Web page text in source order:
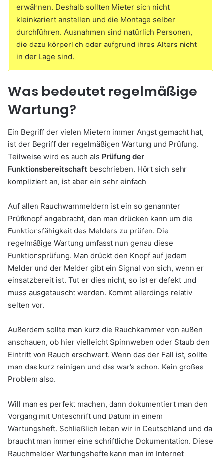
erwähnen. Deshalb sollten Mieter sich nicht
kleinkariert anstellen und die Montage selber
durchführen. Ausnahmen sind natürlich Personen,
die dazu körperlich oder aufgrund ihres Alters nicht
in der Lage sind.
Was bedeutet regelmäßige
Wartung?
Ein Begriff der vielen Mietern immer Angst gemacht hat,
ist der Begriff der regelmäßigen Wartung und Prüfung.
Teilweise wird es auch als Prüfung der
Funktionsbereitschaft beschrieben. Hört sich sehr
kompliziert an, ist aber ein sehr einfach.
Auf allen Rauchwarnmeldern ist ein so genannter
Prüfknopf angebracht, den man drücken kann um die
Funktionsfähigkeit des Melders zu prüfen. Die
regelmäßige Wartung umfasst nun genau diese
Funktionsprüfung. Man drückt den Knopf auf jedem
Melder und der Melder gibt ein Signal von sich, wenn er
einsatzbereit ist. Tut er dies nicht, so ist er defekt und
muss ausgetauscht werden. Kommt allerdings relativ
selten vor.
Außerdem sollte man kurz die Rauchkammer von außen
anschauen, ob hier vielleicht Spinnweben oder Staub den
Eintritt von Rauch erschwert. Wenn das der Fall ist, sollte
man das kurz reinigen und das war’s schon. Kein großes
Problem also.
Will man es perfekt machen, dann dokumentiert man den
Vorgang mit Unteschrift und Datum in einem
Wartungsheft. Schließlich leben wir in Deutschland und da
braucht man immer eine schriftliche Dokumentation. Diese
Rauchmelder Wartungshefte kann man im Internet